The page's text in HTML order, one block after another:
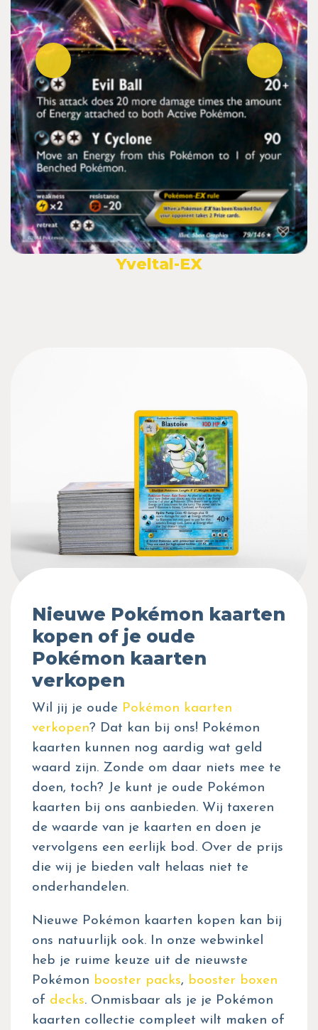
Yveltal-EX
Nieuwe Pokémon kaarten
kopen of je oude
Pokémon kaarten
verkopen
Wil jij je oude Pokémon kaarten
verkopen? Dat kan bij ons! Pokémon
kaarten kunnen nog aardig wat geld
waard zijn. Zonde om daar niets mee te
doen, toch? Je kunt je oude Pokémon
kaarten bij ons aanbieden. Wij taxeren
de waarde van je kaarten en doen je
vervolgens een eerlijk bod. Over de prijs
die wij je bieden valt helaas niet te
onderhandelen.
Nieuwe Pokémon kaarten kopen kan bij
ons natuurlijk ook. In onze webwinkel
heb je ruime keuze uit de nieuwste
Pokémon booster packs, booster boxen
of decks. Onmisbaar als je je Pokémon
kaarten collectie compleet wilt maken of